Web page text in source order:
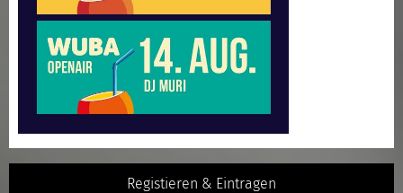
Registieren & Eintragen